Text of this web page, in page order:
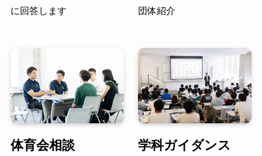
に回答します
団体紹介
体育会相談 学科ガイダンス